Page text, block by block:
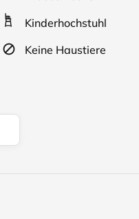
Kinderhochstuhl
Keine Haustiere